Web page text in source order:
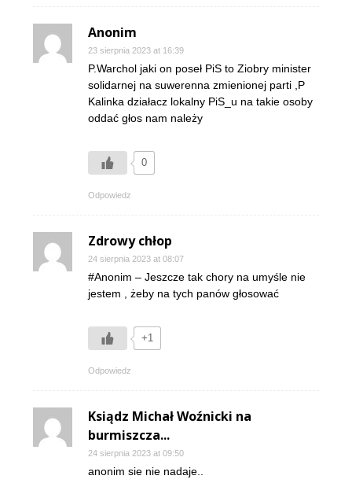
Anonim
23 sierpnia 2023 at 16:39
P.Warchol jaki on poseł PiS to Ziobry minister
solidarnej na suwerenna zmienionej parti ,P
Kalinka działacz lokalny PiS_u na takie osoby
oddać głos nam należy
0
Odpowiedz
Zdrowy chłop
24 sierpnia 2023 at 08:07
#Anonim – Jeszcze tak chory na umyśle nie
jestem , żeby na tych panów głosować
+1
Odpowiedz
Ksiądz Michał Woźnicki na
burmiszcza...
24 sierpnia 2023 at 09:50
anonim sie nie nadaje..